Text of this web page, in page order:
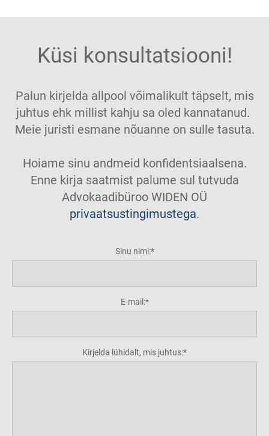
Küsi konsultatsiooni!
Palun kirjelda allpool võimalikult täpselt, mis
juhtus ehk millist kahju sa oled kannatanud.
Meie juristi esmane nõuanne on sulle tasuta.
Hoiame sinu andmeid konfidentsiaalsena.
Enne kirja saatmist palume sul tutvuda
Advokaadibüroo WIDEN OÜ
privaatsustingimustega.
Sinu nimi:
E-mail:
Kirjelda lühidalt, mis juhtus: